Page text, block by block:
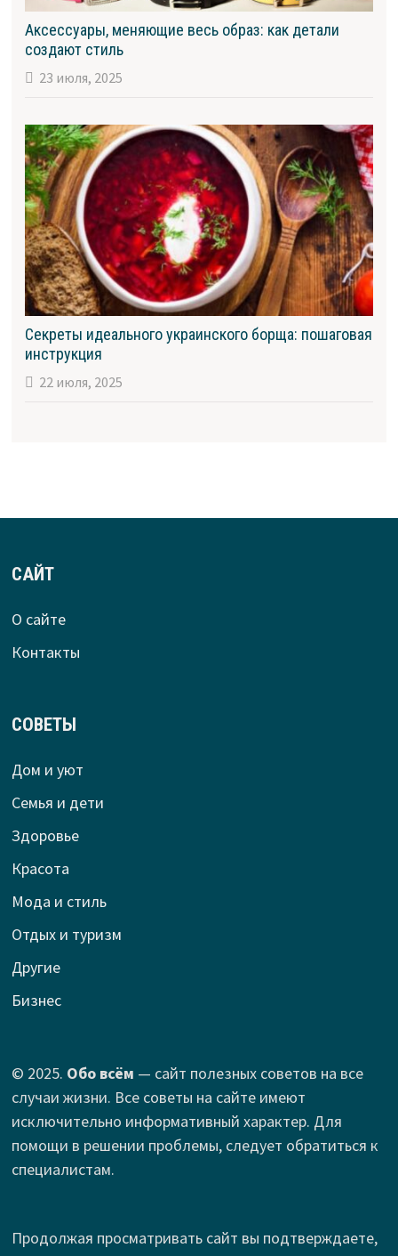
Аксессуары, меняющие весь образ: как детали
создают стиль
23 июля, 2025
Секреты идеального украинского борща: пошаговая
инструкция
22 июля, 2025
САЙТ
О сайте
Контакты
СОВЕТЫ
Дом и уют
Семья и дети
Здоровье
Красота
Мода и стиль
Отдых и туризм
Другие
Бизнес
© 2025. Обо всём — сайт полезных советов на все
случаи жизни. Все советы на сайте имеют
исключительно информативный характер. Для
помощи в решении проблемы, следует обратиться к
специалистам.
Продолжая просматривать сайт вы подтверждаете,